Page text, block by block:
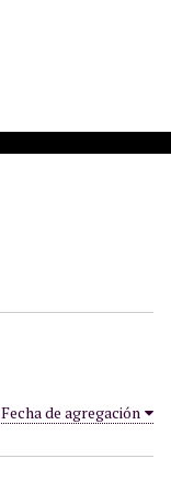
Fecha de agregación